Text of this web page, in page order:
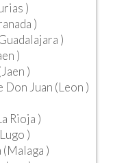
)
)
)
)
)
Juan (Leon )
Rioja )
)
)